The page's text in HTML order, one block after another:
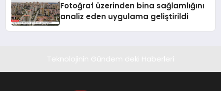
Fotoğraf üzerinden bina sağlamlığını
analiz eden uygulama geliştirildi